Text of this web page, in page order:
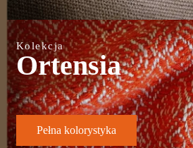
Kolekcja
Ortensia
Pełna kolorystyka